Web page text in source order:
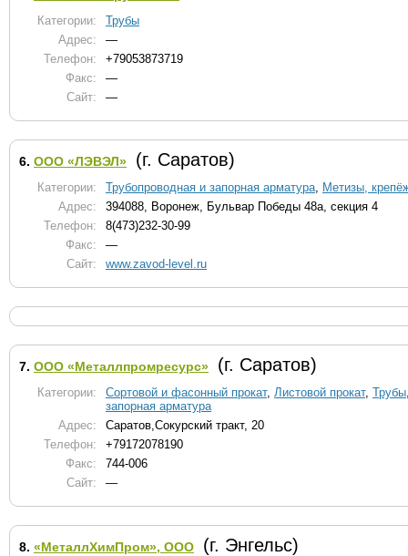
Категории:
Трубы
Адрес:
—
Телефон:
+79053873719
Факс:
—
Сайт:
—
6. ООО «ЛЭВЭЛ» (г. Саратов)
Категории: Трубопроводная и запорная арматура, Метизы,
Адрес:
394088, Воронеж, Бульвар Победы 48а, секция 4
Телефон:
8(473)232-30-99
Факс:
—
Сайт:
www.zavod-level.ru
7. ООО «Металлпромресурс» (г. Саратов)
Категории: Сортовой и фасонный прокат, Листовой прокат, Трубы
запорная арматура
Адрес:
Саратов,Сокурский тракт, 20
Телефон:
+79172078190
Факс:
744-006
Сайт:
—
8. «МеталлХимПром», ООО (г. Энгельс)